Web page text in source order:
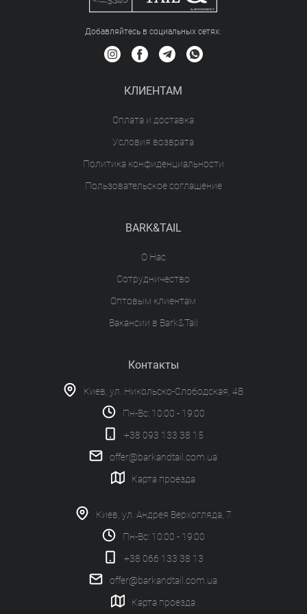
Добавляйтесь в социальных сетяx:
КЛИЕНТАМ
Оплата и доставка
Условия возврата
Политика конфиденциальности
Пользовательское соглашение
BARK&TAIL
О Нас
Сотрудничество
Оптовым клиентам
Вакансии в Bark&Tail
Контакты
Киев, ул. Никольско-Слободская, 4В
Пн-Вс: 10:00 - 19:00
+38 093 133 38 15
offer@barkandtail.com.ua
Карта проезда
Киев, ул. Андрея Верхогляда, 7
Пн-Вс: 10:00 - 19:00
+38 066 133 38 13
offer@barkandtail.com.ua
Карта проезда